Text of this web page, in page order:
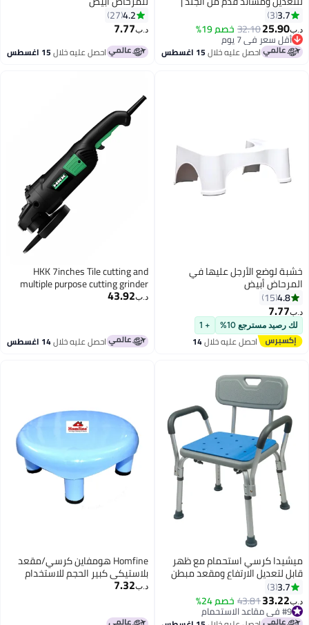
كرسي مسند قدم للصالونات
ومحلات الأظافر (أبيض)
3.7
3
د.ب‏25.90
32.10خصم 19%
أقل سعر في 7 يوم
أقل سعر في 7 يوماحصل عليه خلال15 اغسطس
4.2
27
د.ب‏7.77
احصل عليه خلال15 اغسطس
خشبة لوضع الأرجل عليها في
المرحاض أبيض
4.8
15
د.ب‏7.77
لك رصيد مسترجع 10% + 1
احصل عليه خلال14
HKK 7inches Tile cutting and
multiple purpose cutting grinder
diameter:115mm No-load
د.ب‏43.92
احصل عليه خلال14 اغسطس
ميشيدا كرسي استحمام مع ظهر
قابل لتعديل الارتفاع ومقعد مبطن
ومقاوم للانزلاق
3.7
3
د.ب‏33.22
43.81خصم 24%
#9 في مقاعد الاستحمام
Homfine هومفاين كرسي/مقعد
بلاستيكي كبير الحجم للاستخدام
د.ب‏7.32